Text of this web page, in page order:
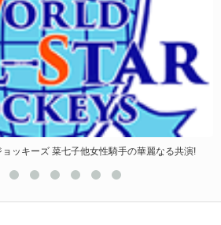
ッキーズ 菜七子他女性騎手の華麗なる共演!